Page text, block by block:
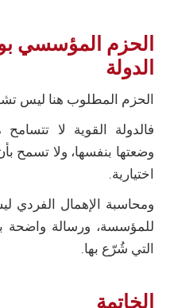
الحزم المؤسسي
الدولة
الحزم المطلوب هنا ليس
فالدولة القوية لا
وضعتها بنفسها، ولا تسمح
اختيارية.
ومحاسبة الإهمال الفردي
للمؤسسة، ورسالة واضحة
التي شُرّع بها.
الخاتمة